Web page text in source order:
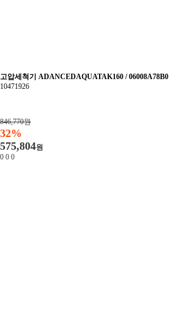
고압세척기 ADANCEDAQUATAK160 / 06008A78B0
10471926
846,770원
32%
575,804원
0 0 0